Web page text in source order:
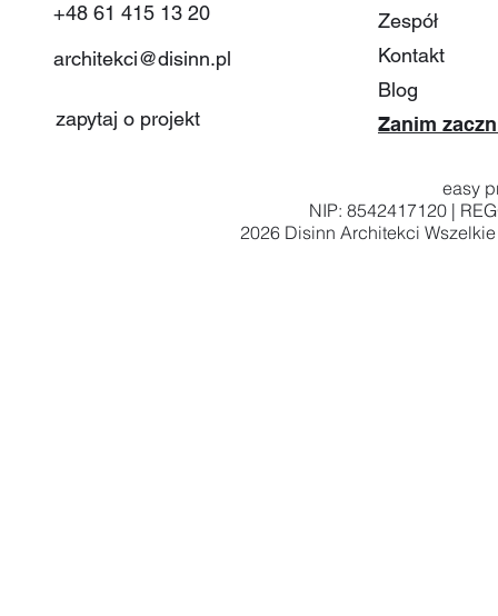
+48 61 415 13 20
architekci@disinn.pl
zapytaj o projekt
Zespół
Kontakt
Blog
Zanim
easy
NIP: 8542417120 |
2026 Disinn Architekci